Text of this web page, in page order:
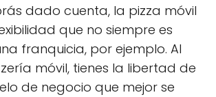
dado cuenta, la pizza móvil
que no siempre es
franquicia, por ejemplo. Al
móvil, tienes la libertad de
de negocio que mejor se